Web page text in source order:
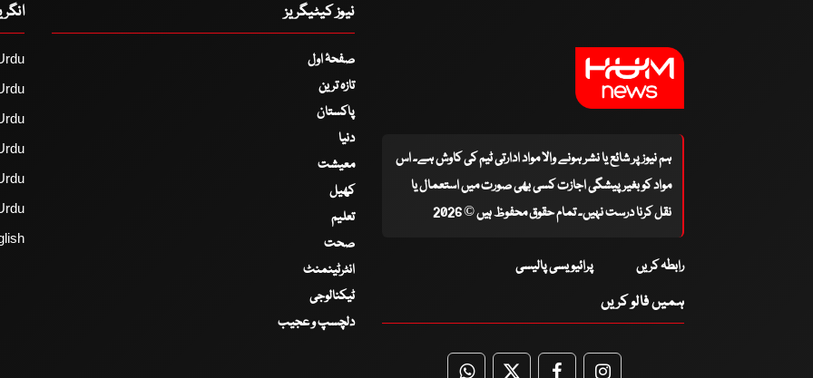
ہم نیوز پر شائع یا نشر ہونے والا مواد ادارتی ٹیم کی کاوش ہے۔ اس
مواد کو بغیر پیشگی اجازت کسی بھی صورت میں استعمال یا
نقل کرنا درست نہیں۔ تمام حقوق محفوظ ہیں © 2026
رابطہ کریں پرائیویسی پالیسی
ہمیں فالو کریں
نیوز کیٹیگریز
صفحۂ اول
تازہ ترین
پاکستان
دنیا
معیشت
کھیل
تعلیم
صحت
انٹرٹینمنٹ
ٹیکنالوجی
دلچسپ و عجیب